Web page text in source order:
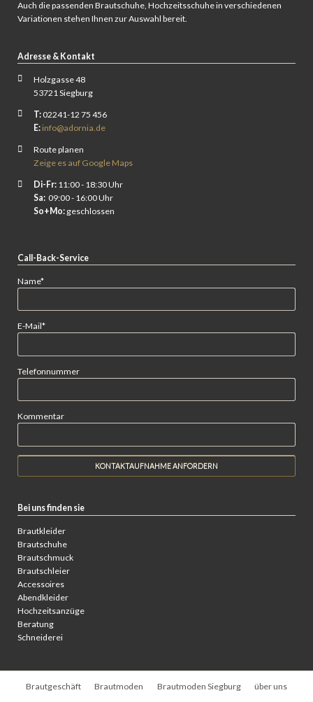
Auch die passenden Brautschuhe, Hochzeitsschuhein verschiedenen
Variationen stehen Ihnen zur Auswahl bereit.
Adresse & Kontakt
Holzgasse 48
53721 Siegburg
T:02241-12 75 456
E: info@adornia.de
Route planen
Zeige es auf Google Maps
Di-Fr: 11:00 - 18:30 Uhr
Sa: 09:00 - 16:00 Uhr
So+Mo:geschlossen
Call-Back-Service
Pflichtfeld
Name*
Pflichtfeld
E-Mail*
Telefonnummer
Kommentar
Bei uns finden sie
Brautkleider
Brautschuhe
Brautschmuck
Brautschleier
Accessoires
Abendkleider
Hochzeitsanzüge
Beratung
Schneiderei
Navigation
Brautgeschäft Brautmoden Brautmoden Siegburg über uns